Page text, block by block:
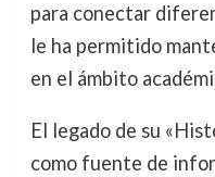
para conectar
le ha permitido
en el ámbito
El legado de su
como fuente de